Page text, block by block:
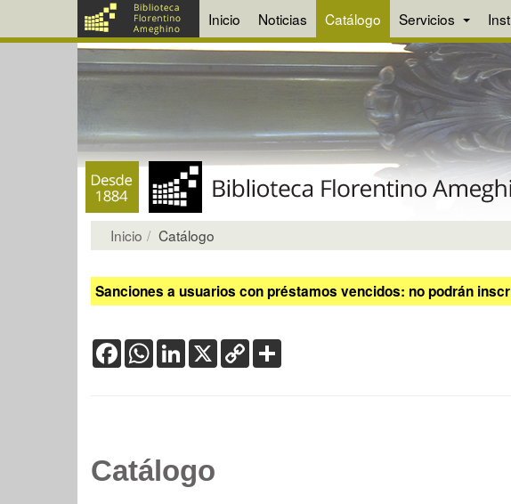
Inicio Noticias Catálogo Servicios
Inicio Catálogo
Sanciones a usuarios con préstamos vencidos: no podrán
FacebookWhatsApp
LinkedIn
X Copy
Link
Catálogo